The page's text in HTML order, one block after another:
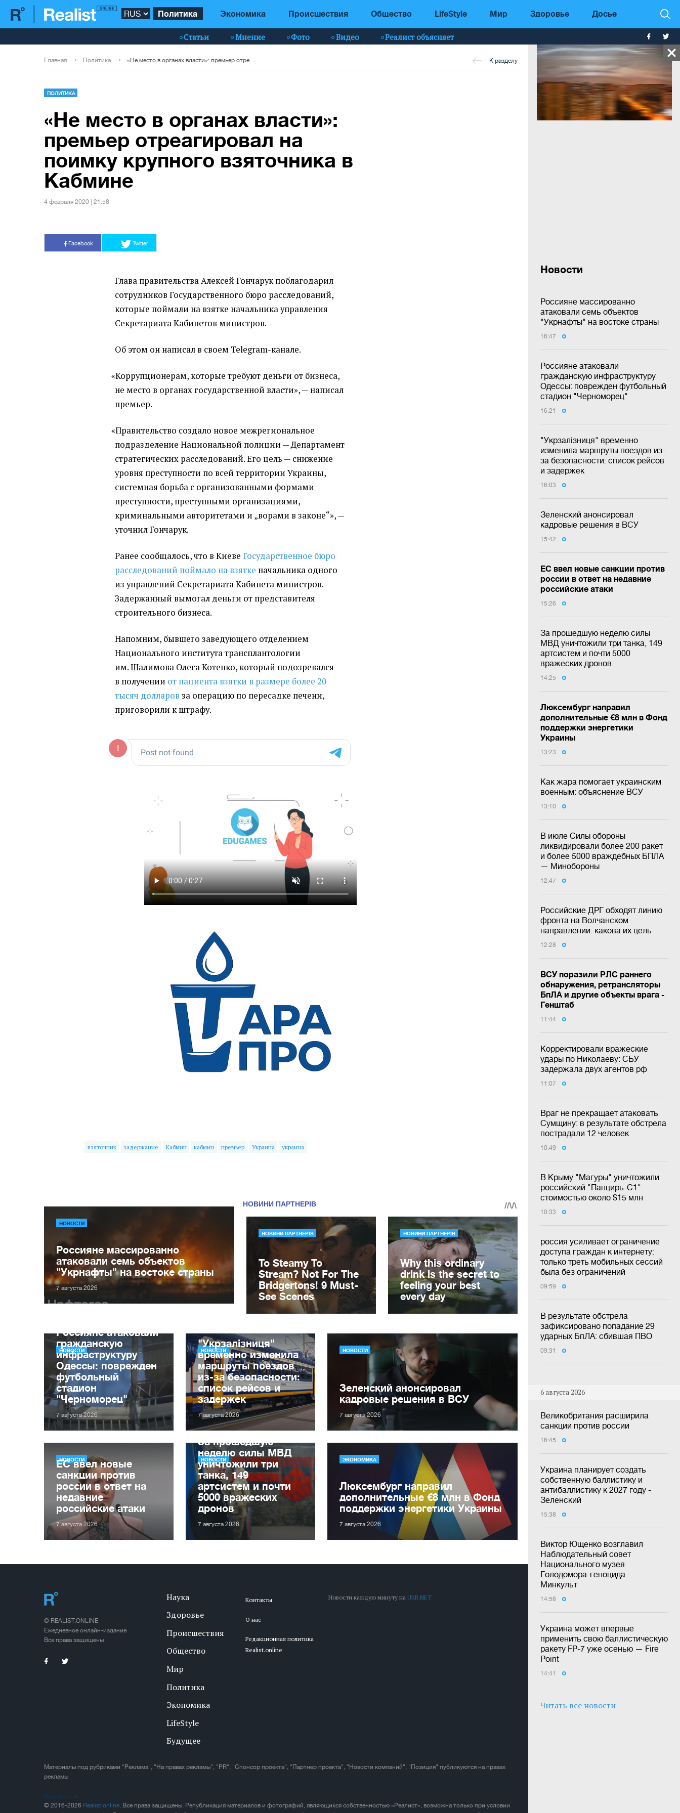
Политика Экономика Происшествия Общество LifeStyle Мир Здоровье Досье
Статьи Мнение Фото Видео Реалист объясняет
Новости
Россияне массированно
атаковали семь объектов
"Укрнафты" на востоке страны
16:47
Россияне атаковали
гражданскую инфраструктуру
Одессы: поврежден футбольный
стадион "Черноморец"
16:21
"Укрзалізниця" временно
изменила маршруты поездов из-
за безопасности: список рейсов
и задержек
16:03
Зеленский анонсировал
кадровые решения в ВСУ
15:42
ЕС ввел новые санкции против
россии в ответ на недавние
российские атаки
15:26
За прошедшую неделю силы
МВД уничтожили три танка, 149
артсистем и почти 5000
вражеских дронов
14:25
Люксембург направил
дополнительные €8 млн в Фонд
поддержки энергетики
Украины
13:23
Как жара помогает украинским
военным: объяснение ВСУ
13:10
В июле Силы обороны
ликвидировали более 200 ракет
и более 5000 враждебных БПЛА
— Минобороны
12:47
Российские ДРГ обходят линию
фронта на Волчанском
направлении: какова их цель
12:28
ВСУ поразили РЛС раннего
обнаружения, ретрансляторы
БпЛА и другие объекты врага -
Генштаб
11:44
Корректировали вражеские
удары по Николаеву: СБУ
задержала двух агентов рф
11:07
Враг не прекращает атаковать
Сумщину: в результате обстрела
пострадали 12 человек
10:49
В Крыму "Магуры" уничтожили
российский "Панцирь-С1"
стоимостью около $15 млн
10:33
россия усиливает ограничение
доступа граждан к интернету:
только треть мобильных сессий
была без ограничений
09:59
В результате обстрела
зафиксировано попадание 29
ударных БпЛА: сбившая ПВО
09:31
6 августа 2026
Великобритания расширила
санкции против россии
16:45
Украина планирует создать
собственную баллистику и
антибаллистику к 2027 году -
Зеленский
15:38
Виктор Ющенко возглавил
Наблюдательный совет
Национального музея
Голодомора-геноцида -
Минкульт
14:58
Украина может впервые
применить свою баллистическую
ракету FP-7 уже осенью — Fire
Point
14:41
Читать все новости
Главная Политика К разделу
ПОЛИТИКА
«Не место в органах власти»:
премьер отреагировал на
поимку крупного взяточника в
Кабмине
4 февраля 2020 | 21:58
Facebook Twitter
Глава правительства Алексей Гончарук поблагодарил
сотрудников Государственного бюро расследований,
которые поймали на взятке начальника управления
Секретариата Кабинетов министров.
Об этом он написал в своем Telegram-канале.
«Коррупционерам, которые требуют деньги от бизнеса,
не место в органах государственной власти», — написал
премьер.
«Правительство создало новое межрегиональное
подразделение Национальной полиции — Департамент
стратегических расследований. Его цель — снижение
уровня преступности по всей территории Украины,
системная борьба с организованными формами
преступности, преступными организациями,
криминальными авторитетами и „ворами в законе“», —
уточнил Гончарук.
Ранее сообщалось, что в КиевеГосударственное бюро
расследований поймало на взятке начальника одного
из управлений Секретариата Кабинета министров.
Задержанный вымогал деньги от представителя
строительного бизнеса.
Напомним, бывшего заведующего отделением
Национального института трансплантологии
им. Шалимова Олега Котенко, который подозревался
в получении от пациента взятки в размере более 20
тысяч долларов за операцию по пересадке печени,
приговорили к штрафу.
взяточник задержание Кабмин кабмин премьер Украина украина
НОВОСТИ
Россияне массированно
атаковали семь объектов
"Укрнафты" на востоке страны
7 августа 2026
НОВОСТИ
Россияне атаковали
гражданскую
инфраструктуру
Одессы: поврежден
футбольный
стадион
"Черноморец"
7 августа 2026
НОВОСТИ
"Укрзалізниця"
временно изменила
маршруты поездов
из-за безопасности:
список рейсов и
задержек
7 августа 2026
НОВОСТИ
Зеленский анонсировал
кадровые решения в ВСУ
7 августа 2026
НОВОСТИ
ЕС ввел новые
санкции против
россии в ответ на
недавние
российские атаки
7 августа 2026
НОВОСТИ
За прошедшую
неделю силы МВД
уничтожили три
танка, 149
артсистем и почти
5000 вражеских
дронов
7 августа 2026
ЭКОНОМИКА
Люксембург направил
дополнительные €8 млн в Фонд
поддержки энергетики Украины
7 августа 2026
© REALIST.ONLINE
Ежедневное онлайн-издание
Все права защищены
Наука
Здоровье
Происшествия
Общество
Мир
Политика
Экономика
LifeStyle
Будущее
Контакты
О нас
Редакционная политика
Realist.online
Новости каждую минуту наUKR.NET
Материалы под рубриками "Реклама", "На правах рекламы", "PR", "Спонсор проекта", "Партнер проекта", "Новости компаний", "Позиция" публикуются на правах
рекламы
Карта сайта
© 2016-2026 Realist.online. Все права защищены. Републикация материалов и фотографий, являющихся собственностью «Реалист», возможна только при условии